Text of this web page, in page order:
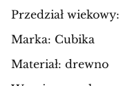
Przedział
Marka: Cubika
Materiał: drewno